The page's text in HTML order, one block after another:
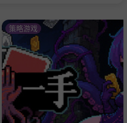
策略游戏